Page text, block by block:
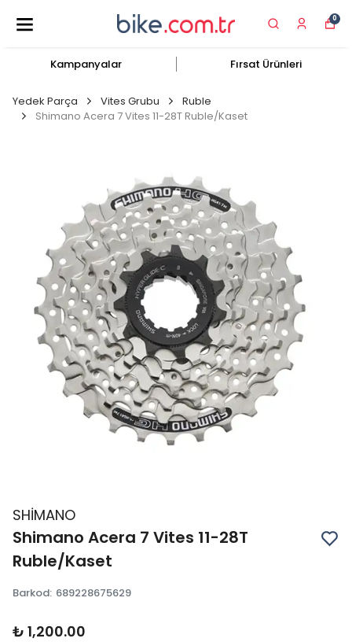
0
Kampanyalar Fırsat Ürünleri
Yedek Parça Vites Grubu
Ruble
Shimano Acera 7 Vites 11-28T Ruble/Kaset
SHİMANO
Shimano Acera 7 Vites 11-28T
Ruble/Kaset
Barkod: 689228675629
₺ 1,200.00